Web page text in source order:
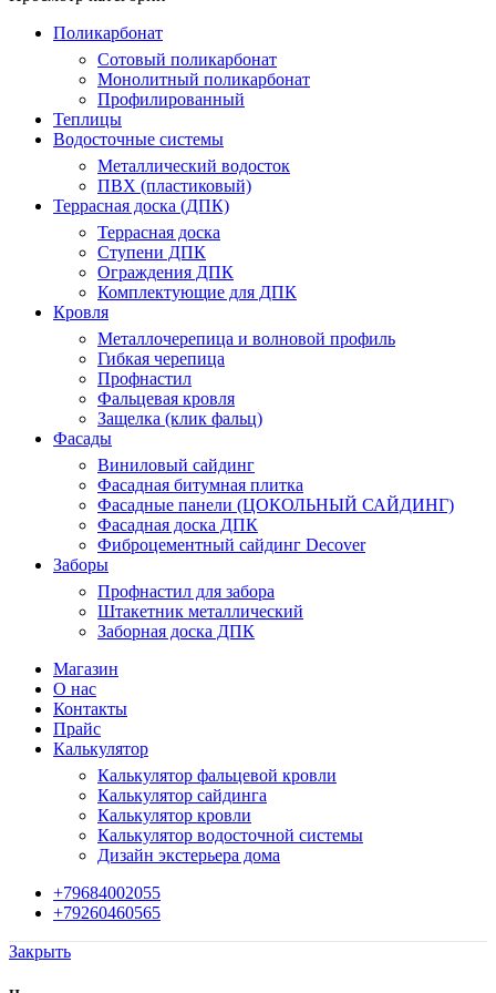
Поликарбонат
Сотовый поликарбонат
Монолитный поликарбонат
Профилированный
Теплицы
Водосточные системы
Металлический водосток
ПВХ (пластиковый)
Террасная доска (ДПК)
Террасная доска
Ступени ДПК
Ограждения ДПК
Комплектующие для ДПК
Кровля
Металлочерепица и волновой профиль
Гибкая черепица
Профнастил
Фальцевая кровля
Защелка (клик фальц)
Фасады
Виниловый сайдинг
Фасадная битумная плитка
Фасадные панели (ЦОКОЛЬНЫЙ САЙДИНГ)
Фасадная доска ДПК
Фиброцементный сайдинг Decover
Заборы
Профнастил для забора
Штакетник металлический
Заборная доска ДПК
Магазин
О нас
Контакты
Прайс
Калькулятор
Калькулятор фальцевой кровли
Калькулятор сайдинга
Калькулятор кровли
Калькулятор водосточной системы
Дизайн экстерьера дома
+79684002055
+79260460565
Закрыть